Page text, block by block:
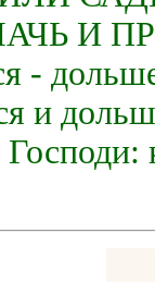
И
-
и